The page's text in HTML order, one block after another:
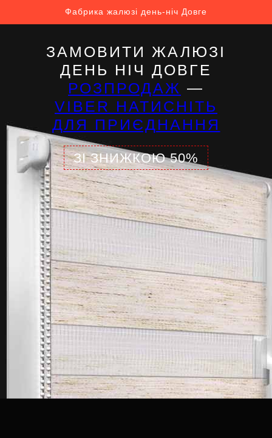
Фабрика жалюзі день-ніч Довге
ЗАМОВИТИ ЖАЛЮЗІ
ДЕНЬ НІЧ ДОВГЕ
РОЗПРОДАЖ —
VIBER НАТИСНІТЬ
ДЛЯ ПРИЄДНАННЯ
ЗІ ЗНИЖКОЮ 50%